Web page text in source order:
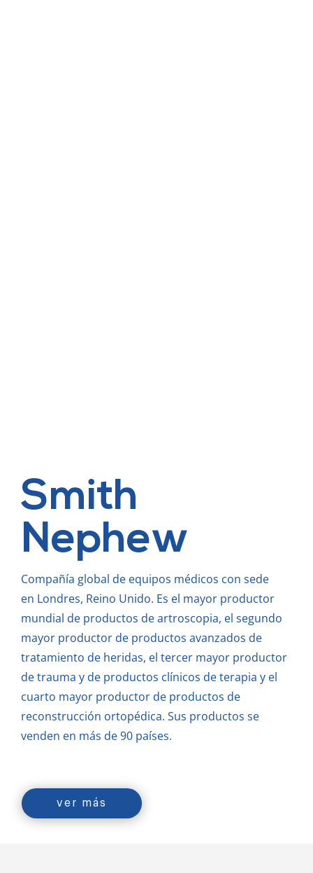
Smith
Nephew
Compañía global de equipos médicos con sede
en Londres, Reino Unido. Es el mayor productor
mundial de productos de artroscopia, el segundo
mayor productor de productos avanzados de
tratamiento de heridas, el tercer mayor productor
de trauma y de productos clínicos de terapia y el
cuarto mayor productor de productos de
reconstrucción ortopédica. Sus productos se
venden en más de 90 países.
ver más